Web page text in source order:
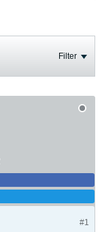
Filter
#1